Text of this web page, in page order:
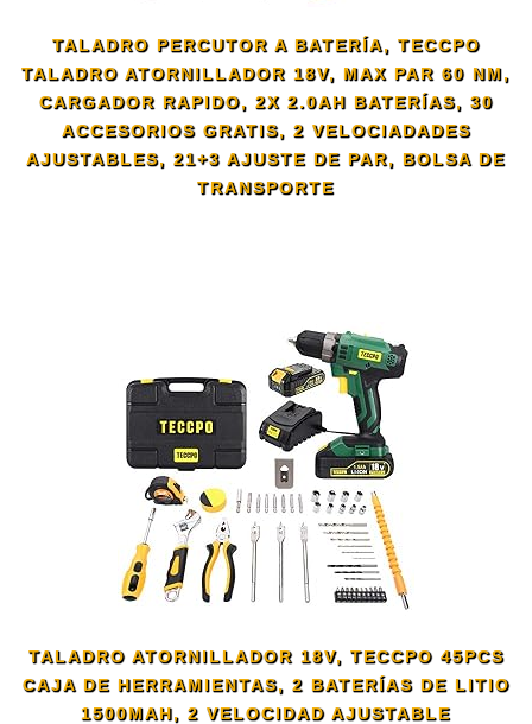
TALADRO PERCUTOR A BATERÍA, TECCPO
TALADRO ATORNILLADOR 18V, MAX PAR 60 NM,
CARGADOR RAPIDO, 2X 2.0AH BATERÍAS, 30
ACCESORIOS GRATIS, 2 VELOCIADADES
AJUSTABLES, 21+3 AJUSTE DE PAR, BOLSA DE
TRANSPORTE
TALADRO ATORNILLADOR 18V, TECCPO 45PCS
CAJA DE HERRAMIENTAS, 2 BATERÍAS DE LITIO
1500MAH, 2 VELOCIDAD AJUSTABLE